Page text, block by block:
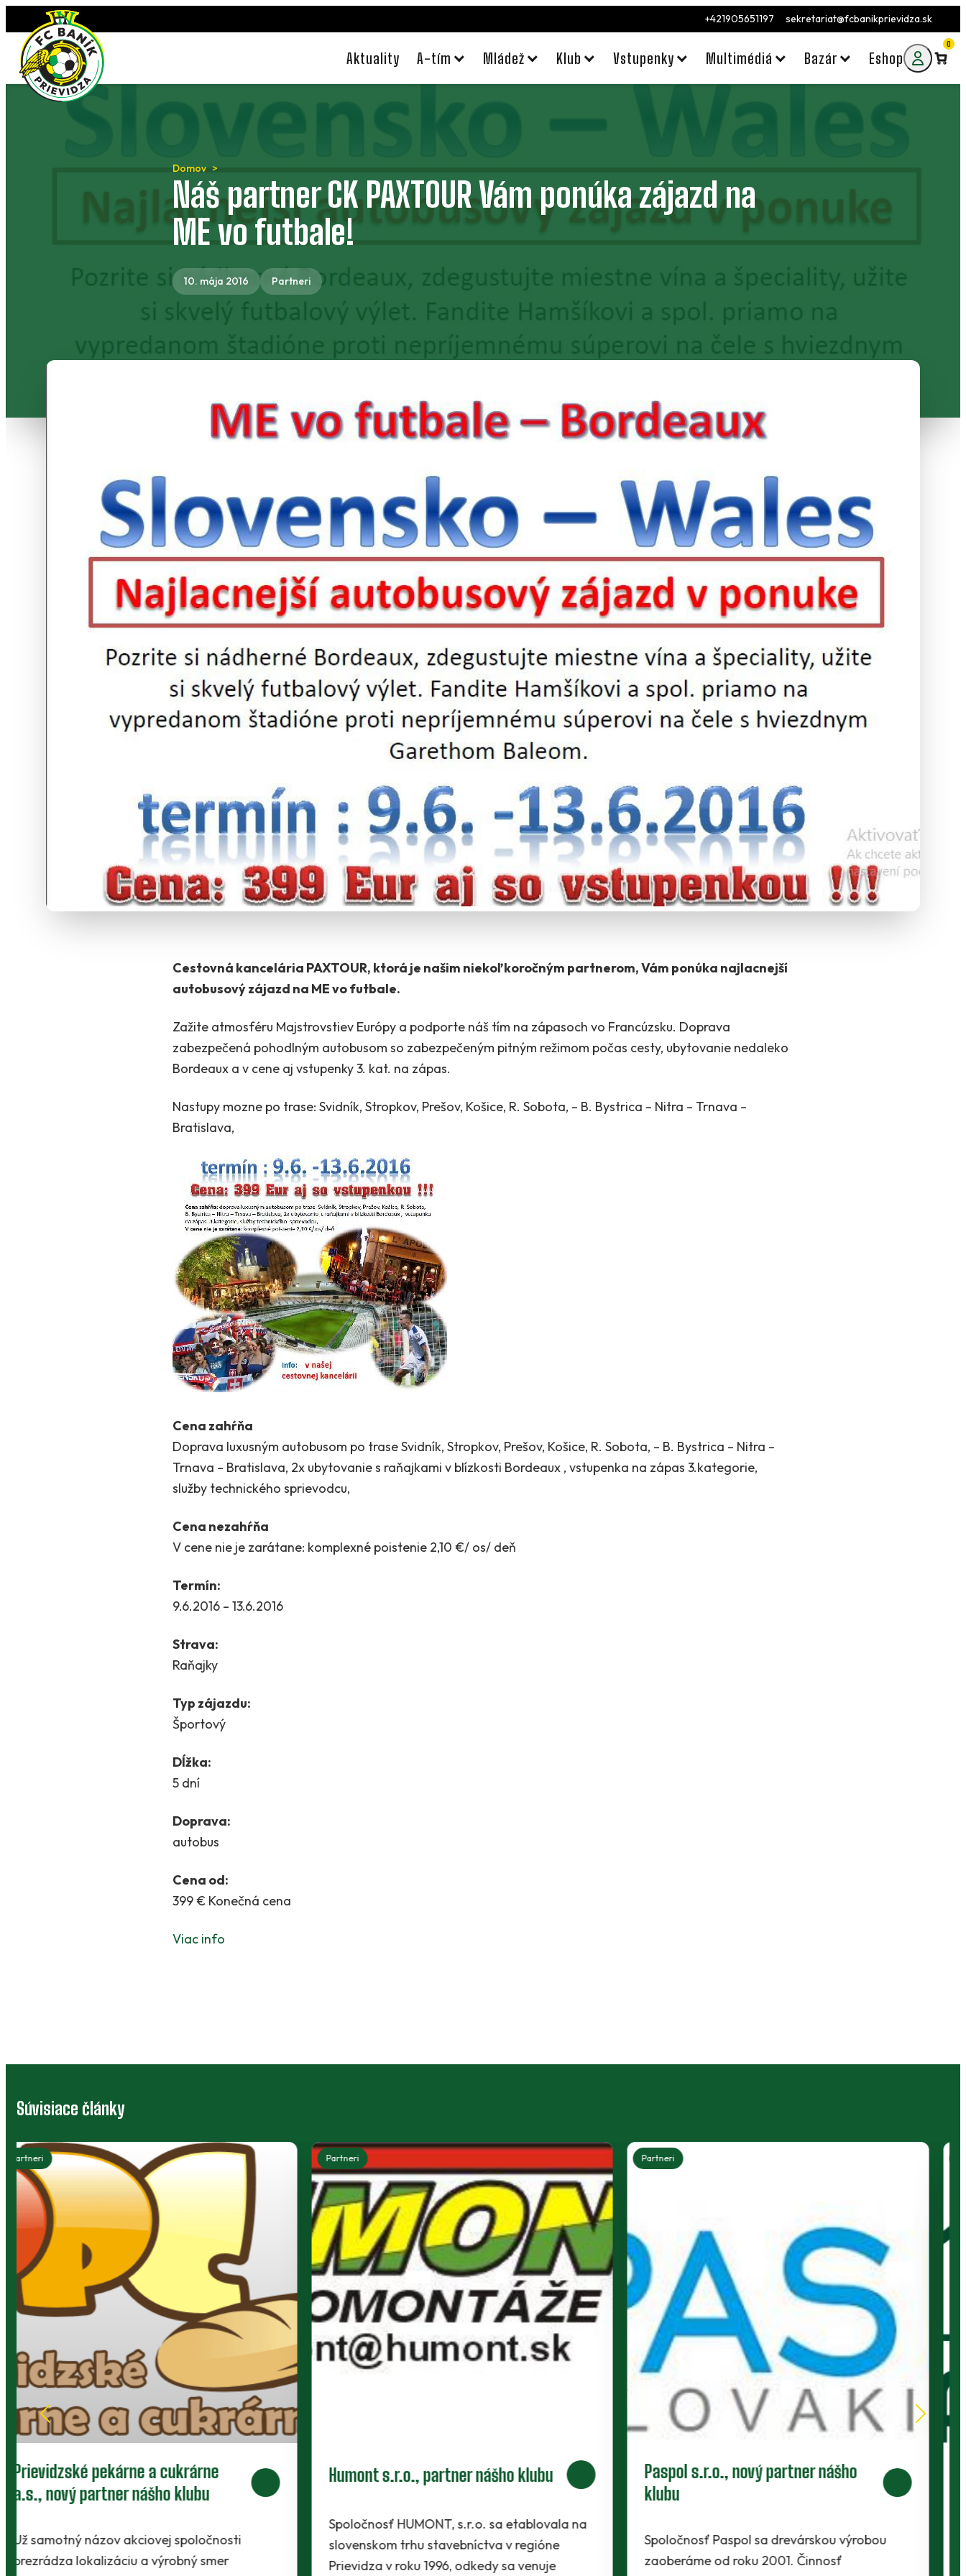
Preskočiť
na
obsah
+421905651197 sekretariat@fcbanikprievidza.sk
Aktuality A-tím Mládež Klub Vstupenky Multimédiá Bazár Eshop
0
Domov
Náš partner CK PAXTOUR Vám ponúka zájazd na
ME vo futbale!
10. mája 2016 Partneri
Cestovná kancelária PAXTOUR, ktorá je našim niekoľkoročným partnerom, Vám ponúka najlacnejší
autobusový zájazd na ME vo futbale.
Zažite atmosféru Majstrovstiev Európy a podporte náš tím na zápasoch vo Francúzsku. Doprava
zabezpečená pohodlným autobusom so zabezpečeným pitným režimom počas cesty, ubytovanie nedaleko
Bordeaux a v cene aj vstupenky 3. kat. na zápas.
Nastupy mozne po trase: Svidník, Stropkov, Prešov, Košice, R. Sobota, – B. Bystrica – Nitra – Trnava –
Bratislava,
Cena zahŕňa
Doprava luxusným autobusom po trase Svidník, Stropkov, Prešov, Košice, R. Sobota, – B. Bystrica – Nitra –
Trnava – Bratislava, 2x ubytovanie s raňajkami v blízkosti Bordeaux , vstupenka na zápas 3.kategorie,
služby technického sprievodcu,
Cena nezahŕňa
V cene nie je zarátane: komplexné poistenie 2,10 €/ os/ deň
Termín:
9.6.2016 – 13.6.2016
Strava:
Raňajky
Typ zájazdu:
Športový
Dĺžka:
5 dní
Doprava:
autobus
Cena od:
399 € Konečná cena
Viac info
Súvisiace články
Partneri
Humont s.r.o., partner nášho klubu
slovenskom trhu stavebníctva v regióne
Prievidza v roku 1996, odkedy sa venuje
Partneri
Paspol s.r.o., nový partner nášho
Spoločnosť Paspol sa drevárskou výrobou
zaoberáme od roku 2001. Činnosť
Partneri
Horský hotel Remata***, nový
partner nášho klubu
Horský hotel Remata*** - wellnes - kongres
hotel - je situovaný v malebnom prostredí,